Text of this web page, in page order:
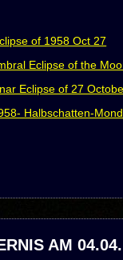
of 1958 Oct 27
Eclipse of the
Eclipse of 27
Halbschatten-
AM